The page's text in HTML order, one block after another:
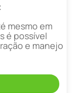
mesmo em
é possível
e manejo